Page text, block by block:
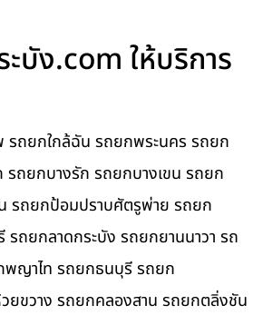
บัง.com ให้บริการ
รถยกใกล้ฉัน รถยกพระนคร รถยก
ถยกบางรัก รถยกบางเขน รถยก
รถยกป้อมปราบศัตรูพ่าย รถยก
ถยกลาดกระบัง รถยกยานนาวา รถ
ญาไท รถยกธนบุรี รถยก
ยขวาง รถยกคลองสาน รถยกตลิ่งชัน